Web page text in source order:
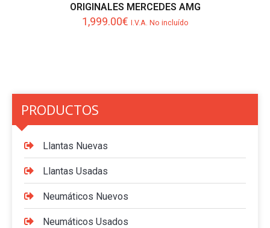
ORIGINALES MERCEDES AMG
1,999.00€ I.V.A. No incluído
PRODUCTOS
Llantas Nuevas
Llantas Usadas
Neumáticos Nuevos
Neumáticos Usados